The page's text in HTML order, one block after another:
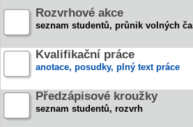
Rozvrhové akce
seznam studentů, průnik volných
Kvalifikační práce
anotace, posudky, plný text práce
Předzápisové kroužky
seznam studentů, rozvrh